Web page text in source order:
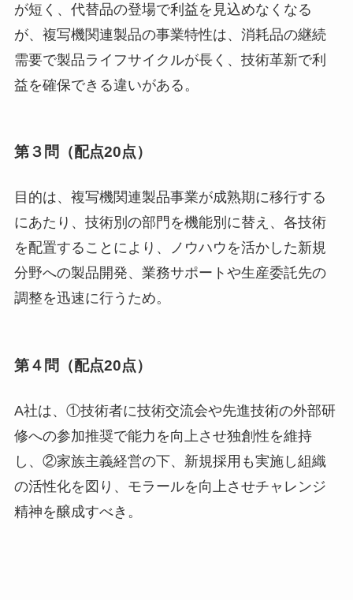
が短く、代替品の登場で利益を見込めなくなる
が、複写機関連製品の事業特性は、消耗品の継続
需要で製品ライフサイクルが長く、技術革新で利
益を確保できる違いがある。
第３問（配点20点）
目的は、複写機関連製品事業が成熟期に移行する
にあたり、技術別の部門を機能別に替え、各技術
を配置することにより、ノウハウを活かした新規
分野への製品開発、業務サポートや生産委託先の
調整を迅速に行うため。
第４問（配点20点）
A社は、①技術者に技術交流会や先進技術の外部研
修への参加推奨で能力を向上させ独創性を維持
し、②家族主義経営の下、新規採用も実施し組織
の活性化を図り、モラールを向上させチャレンジ
精神を醸成すべき。